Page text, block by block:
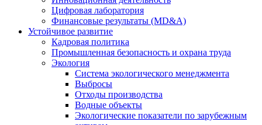
Цифровая лаборатория
Финансовые результаты (MD&A)
Устойчивое развитие
Кадровая политика
Промышленная безопасность и охрана труда
Экология
Система экологического менеджмента
Выбросы
Отходы производства
Водные объекты
Экологические показатели по зарубежным